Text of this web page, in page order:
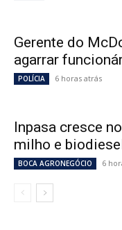
Gerente do
agarrar
POLÍCIA 6 horas atrás
Inpasa cresce
milho e
BOCA AGRONEGÓCIO 6